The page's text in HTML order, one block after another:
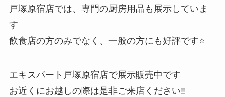
戸塚原宿店では、専門の厨房用品も展示していま
す
飲食店の方のみでなく、一般の方にも好評です⭐️
エキスパート戸塚原宿店で展示販売中です
お近くにお越しの際は是非ご来店ください‼️